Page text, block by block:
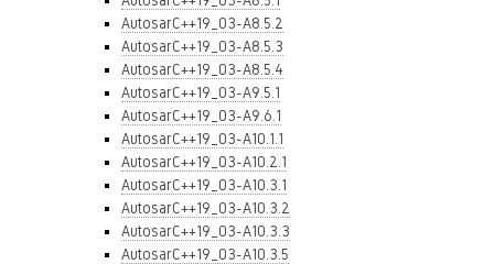
AutosarC++19_03-A8.5.2
AutosarC++19_03-A8.5.3
AutosarC++19_03-A8.5.4
AutosarC++19_03-A9.5.1
AutosarC++19_03-A9.6.1
AutosarC++19_03-A10.1.1
AutosarC++19_03-A10.2.1
AutosarC++19_03-A10.3.1
AutosarC++19_03-A10.3.2
AutosarC++19_03-A10.3.3
AutosarC++19_03-A10.3.5